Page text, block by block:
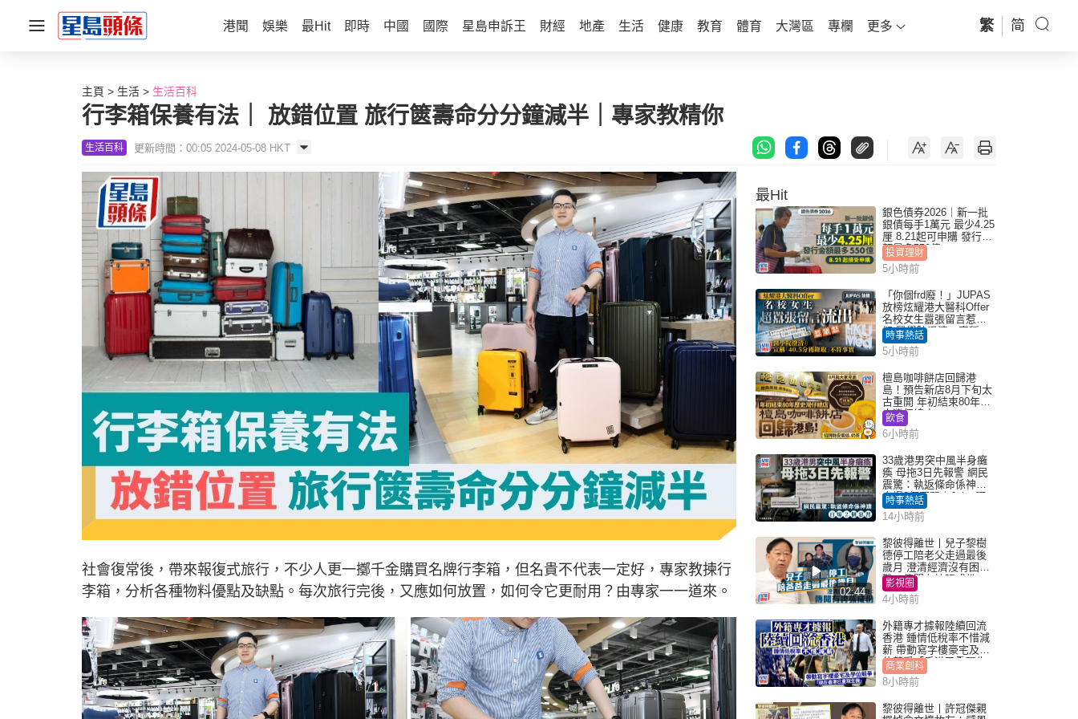
港聞 娛樂 最Hit 即時 中國 國際 星島申訴王 財經 地產 生活 健康 教育 體育 大灣區 專欄 更多 繁 简
主頁 生活 生活百科
行李箱保養有法｜ 放錯位置 旅行篋壽命分分鐘減半｜專家教精你
生活百科 更新時間：00:05 2024-05-08 HKT
社會復常後，帶來報復式旅行，不少人更一擲千金購買名牌行李箱，但名貴不代表一定好，專家教揀行
李箱，分析各種物料優點及缺點。每次旅行完後，又應如何放置，如何令它更耐用？由專家一一道來。
最Hit
銀色債券2026｜新一批
銀債每手1萬元 最少4.25
厘 8.21起可申購 發行金
額最多550億
投資理財
5小時前
「你個frd廢！」JUPAS
放榜炫耀港大醫科Offer
名校女生囂張留言惹眾
怒 醫學院澄清：宣稱
「40.5分獲錄取」不符事
實｜Juicy叮
時事熱話
5小時前
檀島咖啡餅店回歸港
島！預告新店8月下旬太
古重開 年初結束80年歷
史灣仔總店
飲食
6小時前
33歲港男突中風半身癱
瘓 母拖3日先報警 網民
震驚：執返條命係神蹟
自爆2個惡習｜Juicy叮
時事熱話
14小時前
02:44
黎彼得離世丨兒子黎樹
德停工陪老父走過最後
歲月 澄清經濟沒有困
難：傳聞有誇張成份
影視圈
4小時前
外籍專才據報陸續回流
香港 鍾情低稅率不惜減
薪 帶動寫字樓豪宅及學
位競爭「香港已重現生
機」
商業創科
8小時前
黎彼得離世丨許冠傑親